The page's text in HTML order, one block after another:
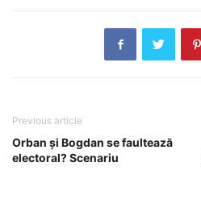
Previous article
Orban și Bogdan se faultează
electoral? Scenariu